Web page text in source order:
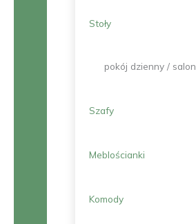
Stoły
pokój dzienny / salon
Szafy
Meblościanki
Komody